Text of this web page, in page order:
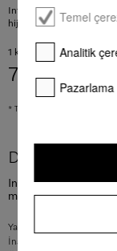
IntenseClean - 200 g
hijyenik temizlik.
1 kg = 3950.00 TRL
790,00 TL
* Tavsiye edilen KDV dahil peşin
Daha fazla
IntenseClean - 200
makinesinde hijyenik
Yağ, bakteriler ve
İnatçı birikintileri çözer
Temel
Analitik